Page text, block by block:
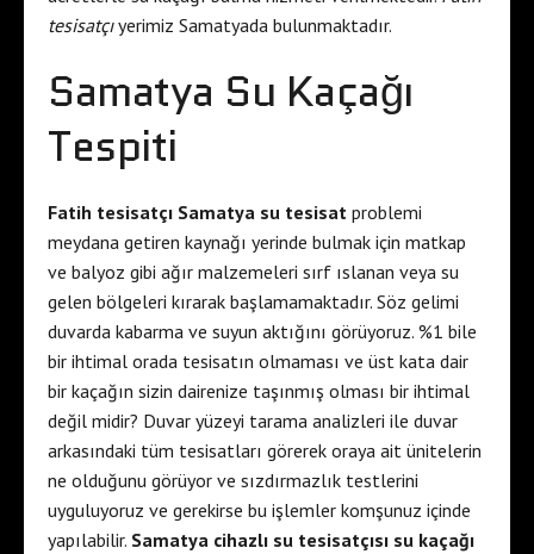
tesisatçıyerimiz Samatyada bulunmaktadır.
Samatya Su Kaçağı
Tespiti
Fatih tesisatçı Samatya su tesisat problemi
meydana getiren kaynağı yerinde bulmak için matkap
ve balyoz gibi ağır malzemeleri sırf ıslanan veya su
gelen bölgeleri kırarak başlamamaktadır. Söz gelimi
duvarda kabarma ve suyun aktığını görüyoruz. %1 bile
bir ihtimal orada tesisatın olmaması ve üst kata dair
bir kaçağın sizin dairenize taşınmış olması bir ihtimal
değil midir? Duvar yüzeyi tarama analizleri ile duvar
arkasındaki tüm tesisatları görerek oraya ait ünitelerin
ne olduğunu görüyor ve sızdırmazlık testlerini
uyguluyoruz ve gerekirse bu işlemler komşunuz içinde
yapılabilir. Samatya cihazlı su tesisatçısı su kaçağı